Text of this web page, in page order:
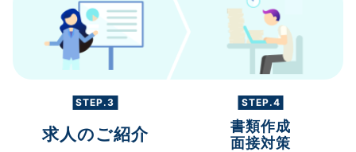
STEP.3
求人のご紹介
STEP.4
書類作成
面接対策